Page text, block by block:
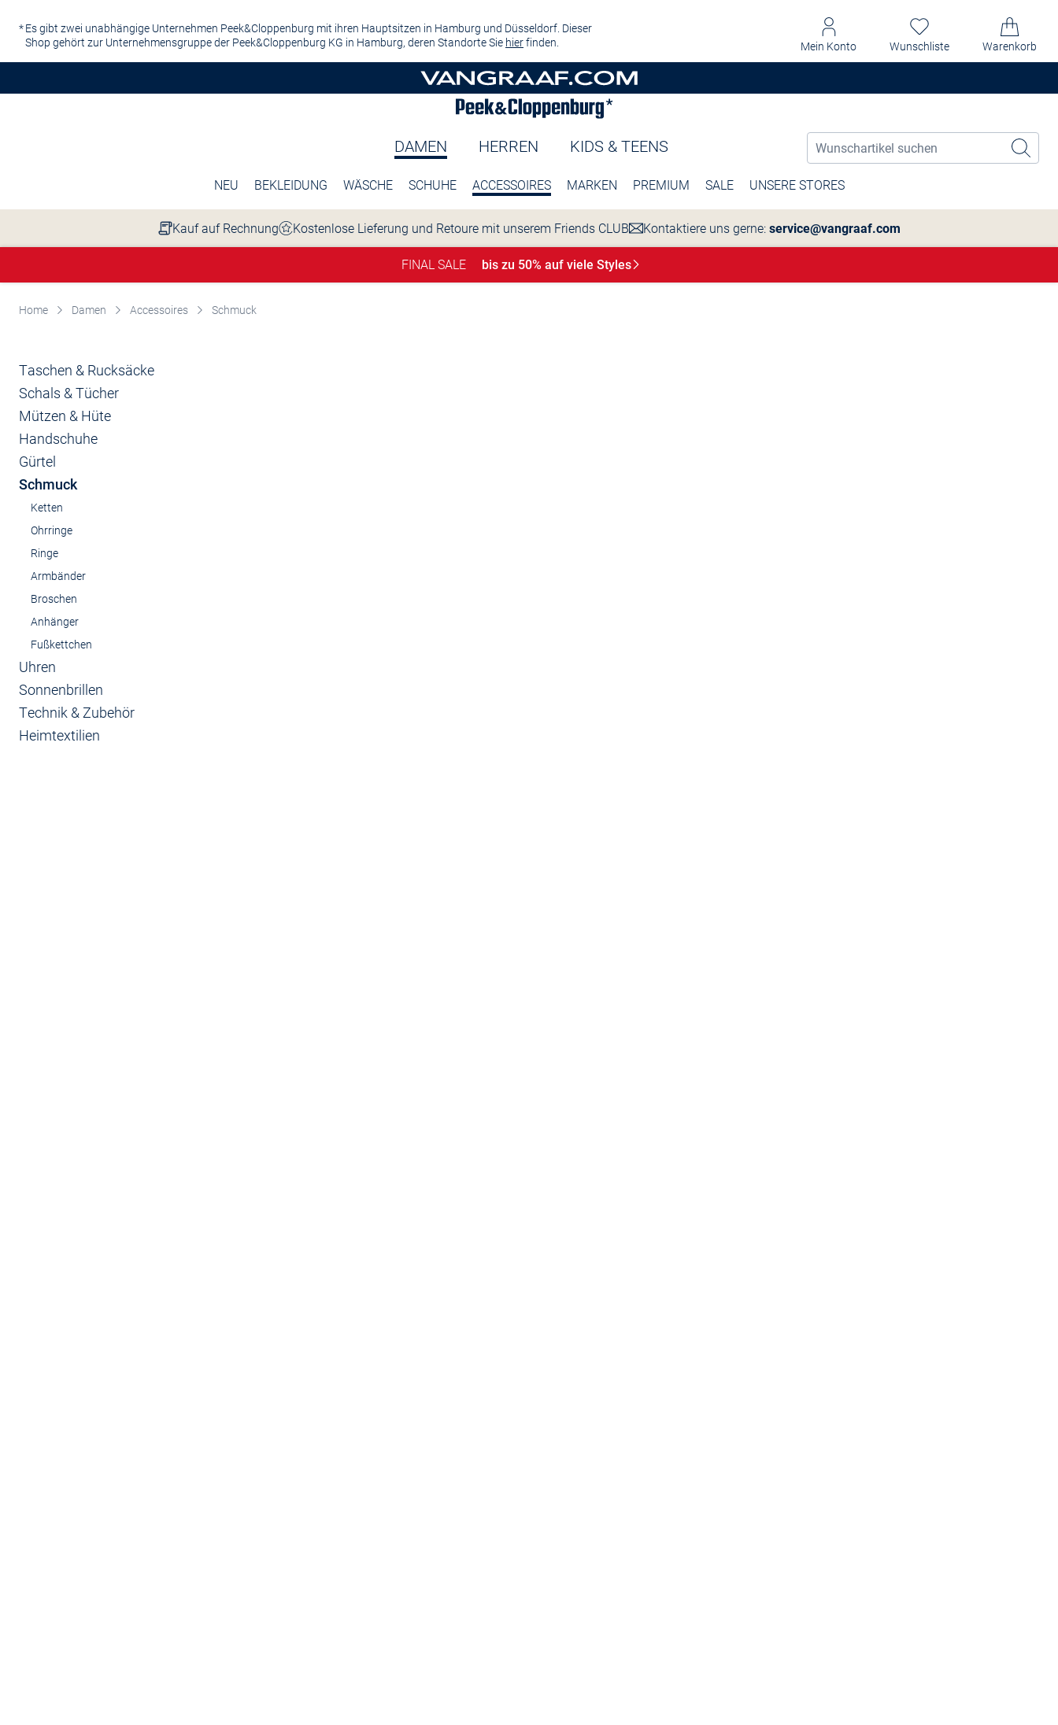
Es gibt zwei unabhängige Unternehmen Peek&Cloppenburg mit ihren Hauptsitzen in Hamburg und Düsseldorf. Dieser
Shop gehört zur Unternehmensgruppe der Peek&Cloppenburg KG in Hamburg, deren Standorte Sie hierfinden. Mein Konto Wunschliste Warenkorb
DAMEN HERREN KIDS & TEENS
NEU BEKLEIDUNG WÄSCHE SCHUHE ACCESSOIRES MARKEN PREMIUM SALE UNSERE STORES
Kauf auf Rechnung Kostenlose Lieferung und Retoure mit unserem Friends CLUB Kontaktiere uns gerne: service@vangraaf.com
FINAL SALE bis zu 50% auf viele Styles
Home Damen Accessoires Schmuck
Taschen & Rucksäcke
Schals & Tücher
Mützen & Hüte
Handschuhe
Gürtel
Schmuck
Ketten
Ohrringe
Ringe
Armbänder
Broschen
Anhänger
Fußkettchen
Uhren
Sonnenbrillen
Technik & Zubehör
Heimtextilien